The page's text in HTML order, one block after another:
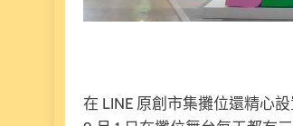
在 LINE 原創市集攤位還精心